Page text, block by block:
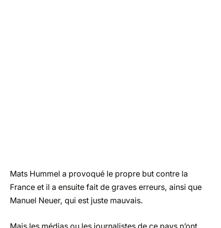
Mats Hummel a provoqué le propre but contre la
France et il a ensuite fait de graves erreurs, ainsi que
Manuel Neuer, qui est juste mauvais.
Mais les médias ou les journalistes de ce pays n’ont